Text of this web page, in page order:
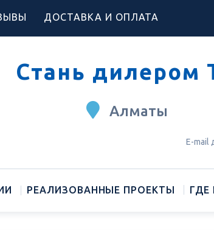
ДОСТАВКА И ОПЛАТА
Стань дилером
Е-mail
Алматы
РЕАЛИЗОВАННЫЕ ПРОЕКТЫ ГДЕ